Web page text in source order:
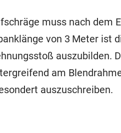
muss nach dem
von 3 Meter ist
auszubilden.
am
auszuschreiben.